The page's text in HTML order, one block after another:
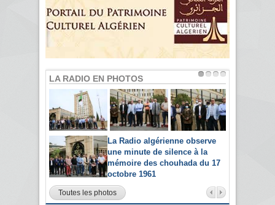
LA RADIO EN PHOTOS
La Radio algérienne observe
une minute de silence à la
mémoire des chouhada du 17
octobre 1961
Toutes les photos